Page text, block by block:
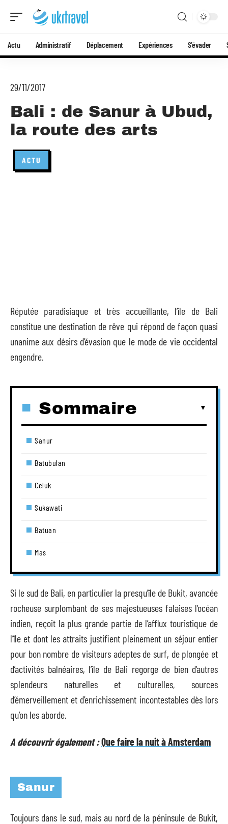
Actu Administratif Déplacement Expériences S’évader
29/11/2017
Bali : de Sanur à Ubud,
la route des arts
ACTU
Réputée paradisiaque et très accueillante, l’île de Bali
constitue une destination de rêve qui répond de façon quasi
unanime aux désirs d’évasion que le mode de vie occidental
engendre.
Sommaire
Sanur
Batubulan
Celuk
Sukawati
Batuan
Mas
Si le sud de Bali, en particulier la presqu’île de Bukit, avancée
rocheuse surplombant de ses majestueuses falaises l’océan
indien, reçoit la plus grande partie de l’afflux touristique de
l’île et dont les attraits justifient pleinement un séjour entier
pour bon nombre de visiteurs adeptes de surf, de plongée et
d’activités balnéaires, l’île de Bali regorge de bien d’autres
splendeurs naturelles et culturelles, sources
d’émerveillement et d’enrichissement incontestables dès lors
qu’on les aborde.
A découvrir également :Que faire la nuit à Amsterdam
Sanur
Toujours dans le sud, mais au nord de la péninsule de Bukit,